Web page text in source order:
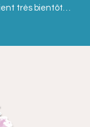
très bientôt…